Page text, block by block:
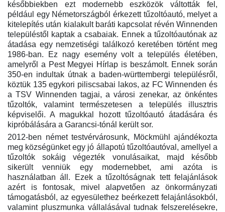
későbbiekben ezt modernebb eszközök váltották fel,
például egy Németországból érkezett tűzoltóautó, melyet a
kitelepítés után kialakult baráti kapcsolat révén Winnenden
településtől kaptak a csabaiak. Ennek a tűzoltóautónak az
átadása egy nemzetiségi találkozó keretében történt meg
1986-ban. Ez nagy esemény volt a település életében,
amelyről a Pest Megyei Hírlap is beszámolt. Ennek során
350-en indultak útnak a baden-württembergi településről,
köztük 135 egykori piliscsabai lakos, az FC Winnenden és
a TSV Winnenden tagjai, a városi zenekar, az önkéntes
tűzoltók, valamint természetesen a település illusztris
képviselői. A magukkal hozott tűzoltóautó átadására és
kipróbálására a Garancsi-tónál került sor.
2012-ben német testvérvárosunk, Möckmühl ajándékozta
meg községünket egy jó állapotú tűzoltóautóval, amellyel a
tűzoltók sokáig végezték vonulásaikat, majd később
sikerült venniük egy modernebbet, ami azóta is
használatban áll. Ezek a tűzoltóságnak tett felajánlások
azért is fontosak, mivel alapvetően az önkormányzati
támogatásból, az egyesülethez beérkezett felajánlásokból,
valamint pluszmunka vállalásával tudnak felszerelésekre,